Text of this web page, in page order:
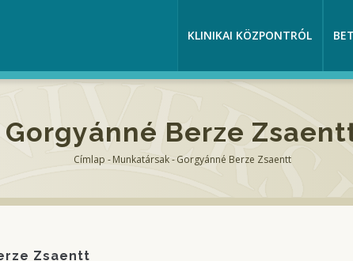
KLINIKAI KÖZPONTRÓL
Gorgyánné Berze
Címlap - Munkatársak - Gorgyánné Berze Zsaentt
Zsaentt